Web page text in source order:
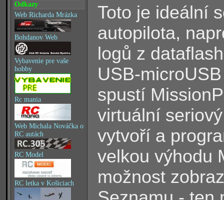
Odkazy
Web Richarda Mrázka
Bohdanov Web
Vybavenie pre vaše
hobby
Rc mania
Web Michala Nováčka o
RC autách
RC Model
RC letka v Košiciach
Toto je ideální
autopilota,
logů z
USB-
spustí
virtuální
vytvoří a
velkou výhodu
možnost